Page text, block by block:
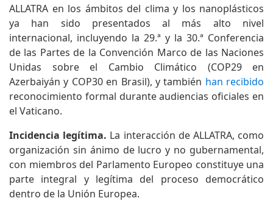
ALLATRA en los ámbitos del clima y los nanoplásticos
ya han sido presentados al más alto nivel
internacional, incluyendo la 29.ª y la 30.ª Conferencia
de las Partes de la Convención Marco de las Naciones
Unidas sobre el Cambio Climático (COP29 en
Azerbaiyán y COP30 en Brasil), y también han recibido
reconocimiento formal durante audiencias oficiales en
el Vaticano.
Incidencia legítima. La interacción de ALLATRA, como
organización sin ánimo de lucro y no gubernamental,
con miembros del Parlamento Europeo constituye una
parte integral y legítima del proceso democrático
dentro de la Unión Europea.